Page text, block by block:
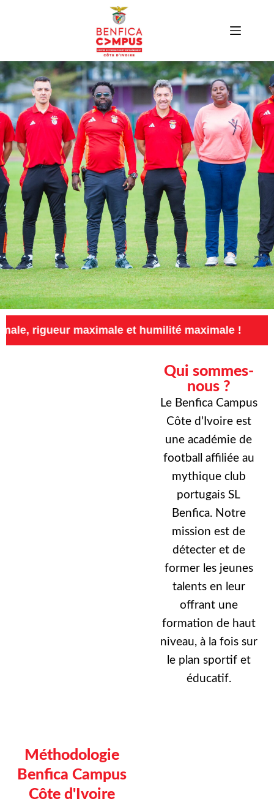
maximale et humilité maximale ! Exigence
Qui sommes-
nous ?
Le Benfica Campus
Côte d’Ivoire est
une académie de
football affiliée au
mythique club
portugais SL
Benfica. Notre
mission est de
détecter et de
former les jeunes
talents en leur
offrant une
formation de haut
niveau, à la fois sur
le plan sportif et
éducatif.
Méthodologie
Benfica Campus
Côte d'Ivoire